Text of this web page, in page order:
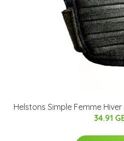
Helstons Simple Femme
34.91